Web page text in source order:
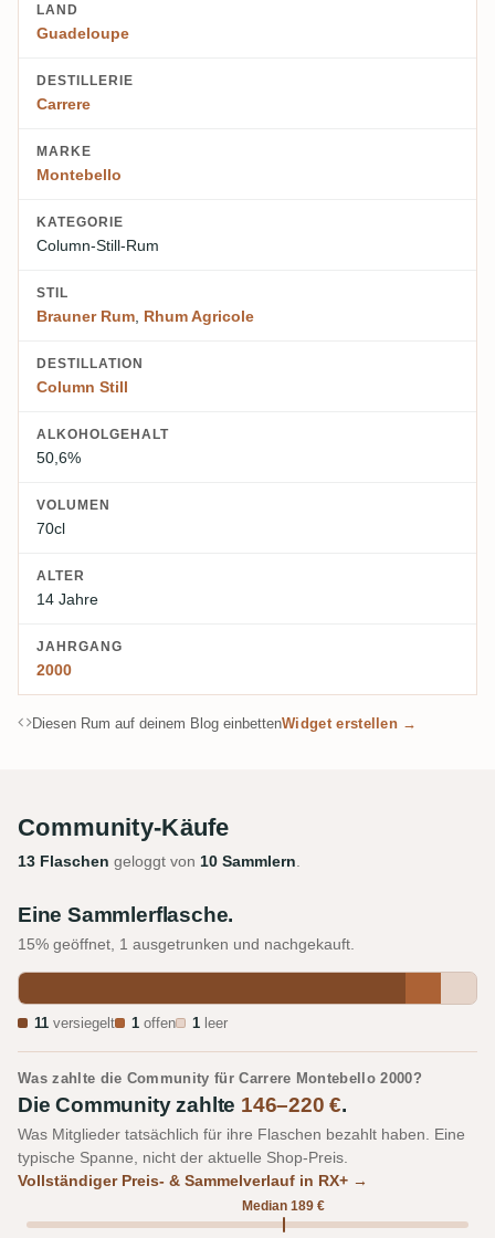
LAND
Guadeloupe
DESTILLERIE
Carrere
MARKE
Montebello
KATEGORIE
Column-Still-Rum
STIL
Brauner Rum, Rhum Agricole
DESTILLATION
Column Still
ALKOHOLGEHALT
50,6%
VOLUMEN
70cl
ALTER
14 Jahre
JAHRGANG
2000
Diesen Rum auf deinem Blog einbettenWidget erstellen →
Community-Käufe
13 Flaschen geloggt von 10 Sammlern.
Eine Sammlerflasche.
15% geöffnet, 1 ausgetrunken und nachgekauft.
11 versiegelt 1 offen 1 leer
Was zahlte die Community für Carrere Montebello 2000?
Die Community zahlte 146–220 €.
Was Mitglieder tatsächlich für ihre Flaschen bezahlt haben. Eine
typische Spanne, nicht der aktuelle Shop-Preis.
Vollständiger Preis- & Sammelverlauf in RX+ →
Median 189 €